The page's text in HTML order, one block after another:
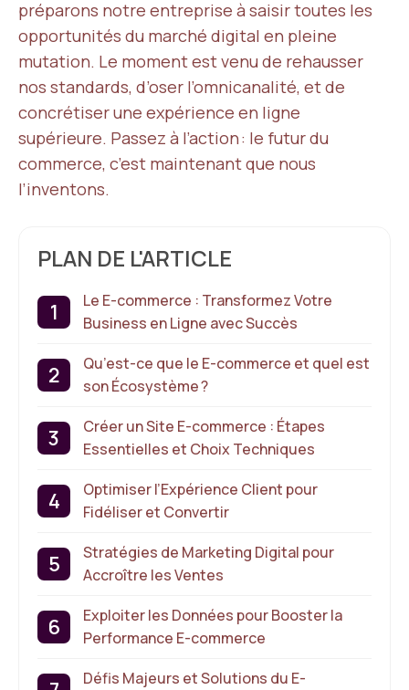
préparons notre entreprise à saisir toutes les
opportunités du marché digital en pleine
mutation. Le moment est venu de rehausser
nos standards, d’oser l’omnicanalité, et de
concrétiser une expérience en ligne
supérieure. Passez à l’action : le futur du
commerce, c’est maintenant que nous
l’inventons.
PLAN DE L'ARTICLE
Le E-commerce : Transformez Votre
Business en Ligne avec Succès
Qu’est-ce que le E-commerce et quel est
son Écosystème ?
Créer un Site E-commerce : Étapes
Essentielles et Choix Techniques
Optimiser l’Expérience Client pour
Fidéliser et Convertir
Stratégies de Marketing Digital pour
Accroître les Ventes
Exploiter les Données pour Booster la
Performance E-commerce
Défis Majeurs et Solutions du E-